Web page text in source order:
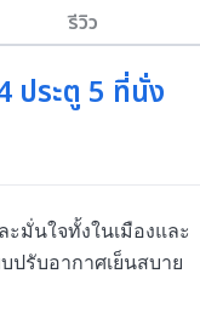
รีวิว
ประตู 5 ที่นั่ง
มั่นใจทั้งในเมืองและ
ปรับอากาศเย็นสบาย